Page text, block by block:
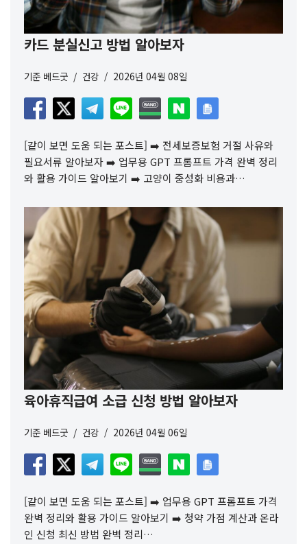
카드 분실신고 방법 알아보자
기준 베드굿 건강 2026년 04월 08일
[같이 보면 도움 되는 포스트] ➡️ 전세보증보험 거절 사유와
필요서류 알아보자 ➡️ 업무용 GPT 프롬프트 가격 완벽 정리
와 활용 가이드 알아보기 ➡️ 고양이 중성화 비용과…
육아휴직급여 소급 신청 방법 알아보자
기준 베드굿 건강 2026년 04월 06일
[같이 보면 도움 되는 포스트] ➡️ 업무용 GPT 프롬프트 가격
완벽 정리와 활용 가이드 알아보기 ➡️ 청약 가점 계산과 온라
인 신청 최신 방법 완벽 정리…